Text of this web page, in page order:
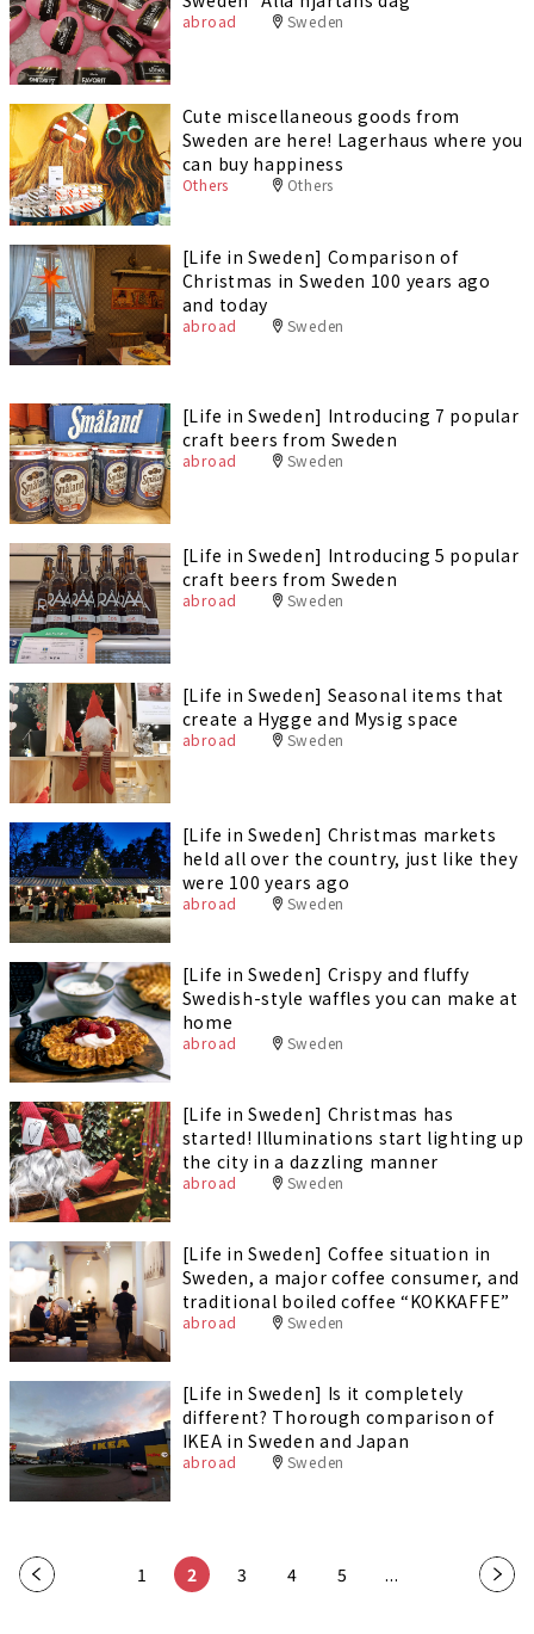
abroad Sweden
Cute miscellaneous goods from
Sweden are here! Lagerhaus where you
can buy happiness
Others Others
[Life in Sweden] Comparison of
Christmas in Sweden 100 years ago
and today
abroad Sweden
[Life in Sweden] Introducing 7 popular
craft beers from Sweden
abroad Sweden
[Life in Sweden] Introducing 5 popular
craft beers from Sweden
abroad Sweden
[Life in Sweden] Seasonal items that
create a Hygge and Mysig space
abroad Sweden
[Life in Sweden] Christmas markets
held all over the country, just like they
were 100 years ago
abroad Sweden
[Life in Sweden] Crispy and fluffy
Swedish-style waffles you can make at
home
abroad Sweden
[Life in Sweden] Christmas has
started! Illuminations start lighting up
the city in a dazzling manner
abroad Sweden
[Life in Sweden] Coffee situation in
Sweden, a major coffee consumer, and
traditional boiled coffee “KOKKAFFE”
abroad Sweden
[Life in Sweden] Is it completely
different? Thorough comparison of
IKEA in Sweden and Japan
abroad Sweden
« 1 2 3 4 5 ... »